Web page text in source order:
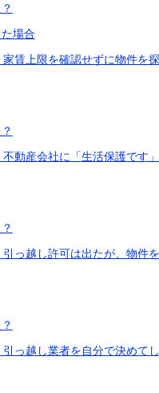
場合
賃上限を確認せずに物件を
動産会社に「生活保護です
っ越し許可は出たが、物件
っ越し業者を自分で決めて